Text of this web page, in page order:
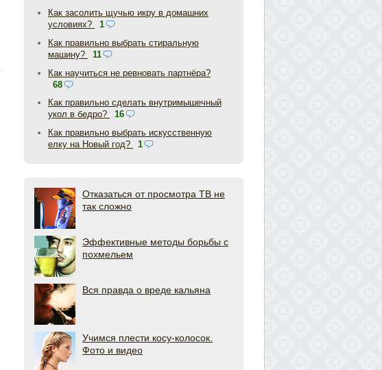
Как засолить щучью икру в домашних
условиях?
1
Как правильно выбрать стиральную
машину?
11
Как научиться не ревновать партнёра?
68
Как правильно сделать внутримышечный
укол в бедро?
16
Как правильно выбрать искусственную
елку на Новый год?
1
Отказаться от просмотра ТВ не
так сложно
Эффективные методы борьбы с
похмельем
Вся правда о вреде кальяна
Учимся плести косу-колосок.
Фото и видео